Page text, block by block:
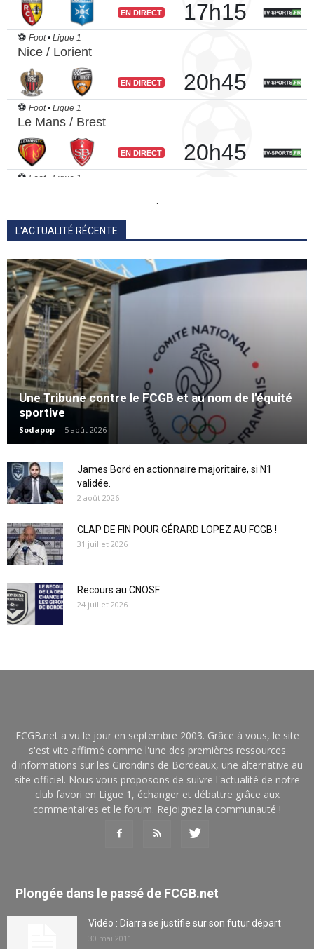
.
L'ACTUALITÉ RÉCENTE
Une Tribune contre le FCGB et au nom de l’équité
sportive
Sodapop - 5 août 2026
James Bord en actionnaire majoritaire, si N1
validée.
2 août 2026
CLAP DE FIN POUR GÉRARD LOPEZ AU FCGB !
31 juillet 2026
Recours au CNOSF
24 juillet 2026
FCGB.net a vu le jour en septembre 2003. Grâce à vous, le site
s'est vite affirmé comme l'une des premières ressources
d'informations sur les Girondins de Bordeaux, une alternative au
site officiel. Nous vous proposons de suivre l'actualité de notre
club favori en Ligue 1, échanger et débattre grâce aux
commentaires et le forum. Rejoignez la communauté !
Plongée dans le passé de FCGB.net
Vidéo : Diarra se justifie sur son futur départ
30 mai 2011